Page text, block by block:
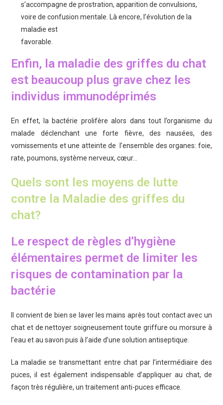
s’accompagne de prostration, apparition de convulsions,
voire de confusion mentale. Là encore, l’évolution de la
maladie est
favorable.
Enfin, la maladie des griffes du chat
est beaucoup plus grave chez les
individus immunodéprimés
En effet, la bactérie prolifère alors dans tout l’organisme du
malade déclenchant une forte fièvre, des nausées, des
vomissements et une atteinte de l’ensemble des organes: foie,
rate, poumons, système nerveux, cœur…
Quels sont les moyens de lutte
contre la Maladie des griffes du
chat?
Le respect de règles d’hygiène
élémentaires permet de limiter les
risques de contamination par la
bactérie
Il convient de bien se laver les mains après tout contact avec un
chat et de nettoyer soigneusement toute griffure ou morsure à
l’eau et au savon puis à l’aide d’une solution antiseptique.
La maladie se transmettant entre chat par l’intermédiaire des
puces, il est également indispensable d’appliquer au chat, de
façon très régulière, un traitement anti-puces efficace.